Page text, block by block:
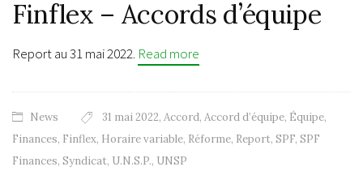
Finflex – Accords d’équipe
Report au 31 mai 2022. Read more
News 31 mai 2022, Accord, Accord d’équipe, Équipe,
Finances, Finflex, Horaire variable, Réforme, Report, SPF, SPF
Finances, Syndicat, U.N.S.P., UNSP